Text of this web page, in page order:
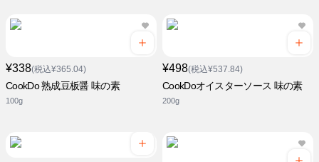
¥338(税込¥365.04)
CookDo 熟成豆板醤 味の素
100g
¥498(税込¥537.84)
CookDoオイスターソース 味の素
200g